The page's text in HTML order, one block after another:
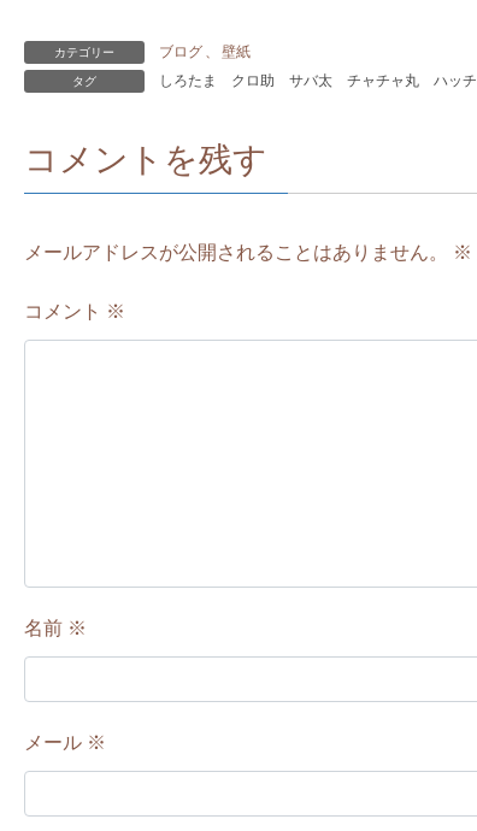
カテゴリー ブログ 、 壁紙
タグ しろたま クロ助 サバ太 チャチャ丸 ハッチ
コメントを残す
メールアドレスが公開されることはありません。 ※
コメント ※
名前 ※
メール ※